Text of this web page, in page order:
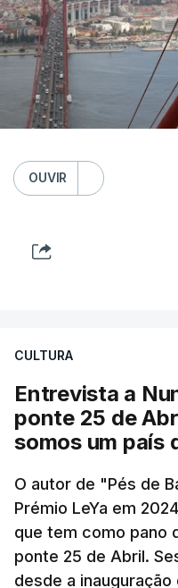
OUVIR
CULTURA
Entrevista a
ponte 25 de
somos um país
O autor de "Pés de
Prémio LeYa em
que tem como pano
ponte 25 de Abril.
desde a